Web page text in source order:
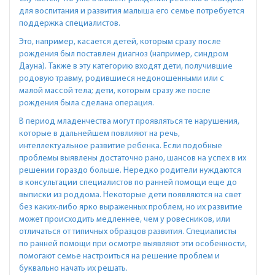
для воспитания и развития малыша его семье потребуется
поддержка специалистов.
Это, например, касается детей, которым сразу после
рождения был поставлен диагноз (например, синдром
Дауна). Также в эту категорию входят дети, получившие
родовую травму, родившиеся недоношенными или с
малой массой тела; дети, которым сразу же после
рождения была сделана операция.
В период младенчества могут проявляться те нарушения,
которые в дальнейшем повлияют на речь,
интеллектуальное развитие ребенка. Если подобные
проблемы выявлены достаточно рано, шансов на успех в их
решении гораздо больше. Нередко родители нуждаются
в консультации специалистов по ранней помощи еще до
выписки из роддома. Некоторые дети появляются на свет
без каких-либо ярко выраженных проблем, но их развитие
может происходить медленнее, чем у ровесников, или
отличаться от типичных образцов развития. Специалисты
по ранней помощи при осмотре выявляют эти особенности,
помогают семье настроиться на решение проблем и
буквально начать их решать.